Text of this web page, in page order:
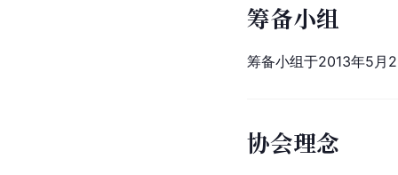
筹备小组
筹备小组于2013年5月
协会理念